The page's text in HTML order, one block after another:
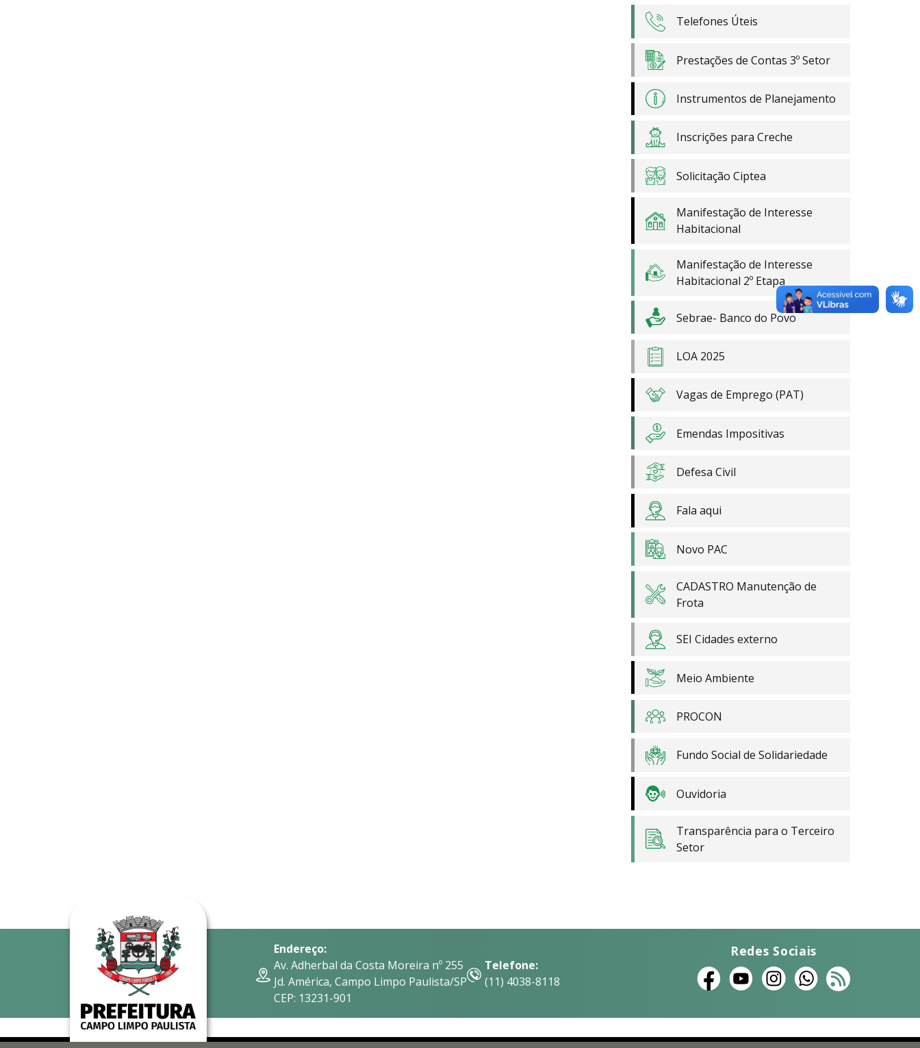
Telefones Úteis
Prestações de Contas 3º Setor
Instrumentos de Planejamento
Inscrições para Creche
Solicitação Ciptea
Manifestação de Interesse
Habitacional
Manifestação de Interesse
Habitacional 2º Etapa
Sebrae- Banco do Povo
LOA 2025
Vagas de Emprego (PAT)
Emendas Impositivas
Defesa Civil
Fala aqui
Novo PAC
CADASTRO Manutenção de
Frota
SEI Cidades externo
Meio Ambiente
PROCON
Fundo Social de Solidariedade
Ouvidoria
Transparência para o Terceiro
Setor
Endereço:
Av. Adherbal da Costa Moreira nº 255
Jd. América, Campo Limpo Paulista/SP
CEP: 13231-901
Telefone:
(11) 4038-8118
Redes Sociais